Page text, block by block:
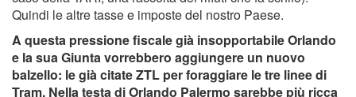
Quindi le altre tasse e imposte del nostro Paese.
A questa pressione fiscale già insopportabile Orlando
e la sua Giunta vorrebbero aggiungere un nuovo
balzello: le già citate ZTL per foraggiare le tre linee di
Tram. Nella testa di Orlando Palermo sarebbe più ricca